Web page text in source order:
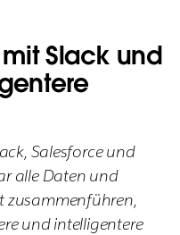
Slack und
Salesforce und
alle Daten und
zusammenführen,
und intelligentere